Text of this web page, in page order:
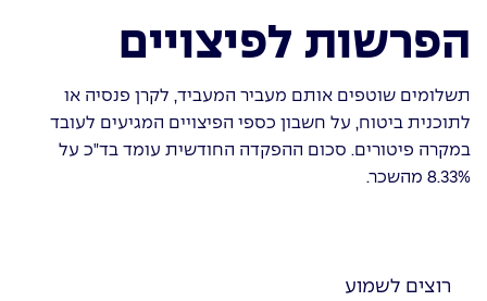
הפרשות לפיצויים
תשלומים שוטפים אותם מעביר המעביד, לקרן פנסיה או
לתוכנית ביטוח, על חשבון כספי הפיצויים המגיעים לעובד
במקרה פיטורים. סכום ההפקדה החודשית עומד בד"כ על
8.33% מהשכר.
רוצים לשמוע